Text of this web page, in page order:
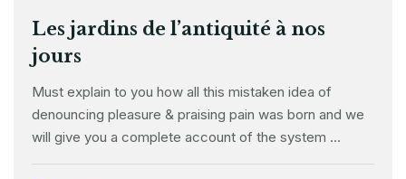
Les jardins de l’antiquité à nos
jours
Must explain to you how all this mistaken idea of
denouncing pleasure & praising pain was born and we
will give you a complete account of the system …